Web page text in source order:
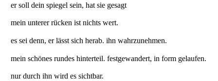
er soll dein spiegel sein, hat sie gesagt
mein unterer rücken ist nichts wert.
es sei denn, er lässt sich herab. ihn wahrzunehmen.
mein schönes rundes hinterteil. festgewandert, in form gelaufen.
nur durch ihn wird es sichtbar.